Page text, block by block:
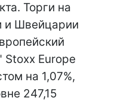
Торги на
и Швейцарии
Europe
на 1,07%,
247,15